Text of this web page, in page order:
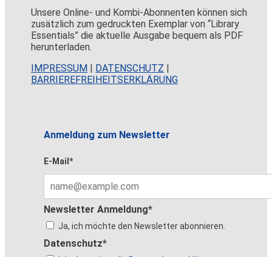
Unsere Online- und Kombi-Abonnenten können sich
zusätzlich zum gedruckten Exemplar von “Library
Essentials” die aktuelle Ausgabe bequem als PDF
herunterladen.
IMPRESSUM
DATENSCHUTZ
BARRIEREFREIHEITSERKLÄRUNG
Anmeldung zum Newsletter
E-Mail*
Newsletter Anmeldung*
Ja, ich möchte den Newsletter abonnieren.
Datenschutz*